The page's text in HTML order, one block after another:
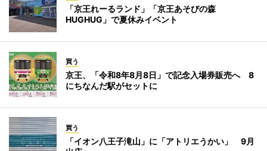
「京王れーるランド」「京王あそびの森
HUGHUG」で夏休みイベント
買う
京王、「令和8年8月8日」で記念入場券販売へ 8
にちなんだ駅がセットに
買う
「イオン八王子滝山」に「アトリエうかい」 9月